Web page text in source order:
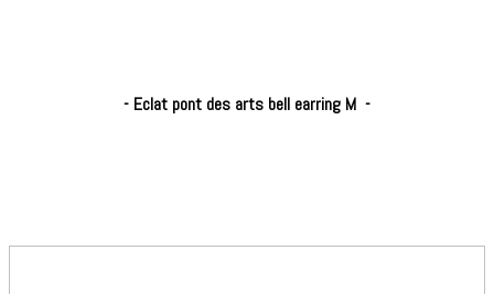
- Eclat pont des arts bell earring M -